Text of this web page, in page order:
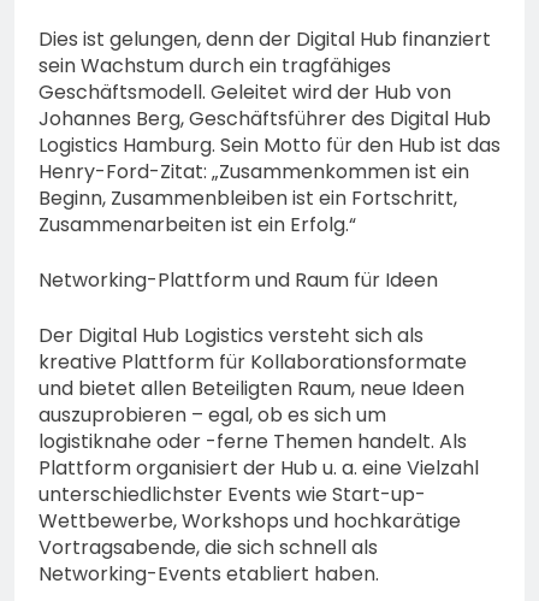
Dies ist gelungen, denn der Digital Hub finanziert
sein Wachstum durch ein tragfähiges
Geschäftsmodell. Geleitet wird der Hub von
Johannes Berg, Geschäftsführer des Digital Hub
Logistics Hamburg. Sein Motto für den Hub ist das
Henry-Ford-Zitat: „Zusammenkommen ist ein
Beginn, Zusammenbleiben ist ein Fortschritt,
Zusammenarbeiten ist ein Erfolg.“
Networking-Plattform und Raum für Ideen
Der Digital Hub Logistics versteht sich als
kreative Plattform für Kollaborationsformate
und bietet allen Beteiligten Raum, neue Ideen
auszuprobieren – egal, ob es sich um
logistiknahe oder -ferne Themen handelt. Als
Plattform organisiert der Hub u. a. eine Vielzahl
unterschiedlichster Events wie Start-up-
Wettbewerbe, Workshops und hochkarätige
Vortragsabende, die sich schnell als
Networking-Events etabliert haben.